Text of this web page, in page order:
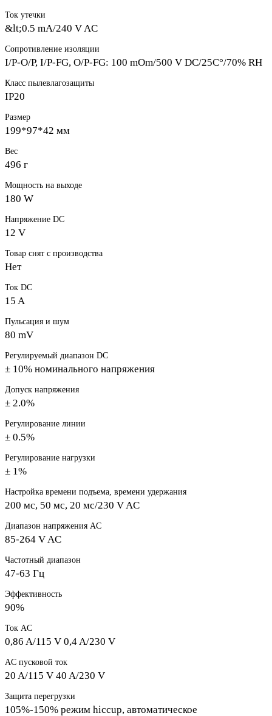
Ток утечки
&lt;0.5 mA/240 V AC
Сопротивление изоляции
I/P-O/P, I/P-FG, O/P-FG: 100 mOm/500 V DC/25C°/70% RH
Класс пылевлагозащиты
IP20
Размер
199*97*42 мм
Вес
496 г
Мощность на выходе
180 W
Напряжение DC
12 V
Товар снят с производства
Нет
Ток DC
15 A
Пульсация и шум
80 mV
Регулируемый диапазон DC
± 10% номинального напряжения
Допуск напряжения
± 2.0%
Регулирование линии
± 0.5%
Регулирование нагрузки
± 1%
Настройка времени подъема, времени удержания
200 мс, 50 мс, 20 мс/230 V AC
Диапазон напряжения AC
85-264 V AC
Частотный диапазон
47-63 Гц
Эффективность
90%
Ток AC
0,86 A/115 V 0,4 A/230 V
AC пусковой ток
20 A/115 V 40 A/230 V
Защита перегрузки
105%-150% режим hiccup, автоматическое